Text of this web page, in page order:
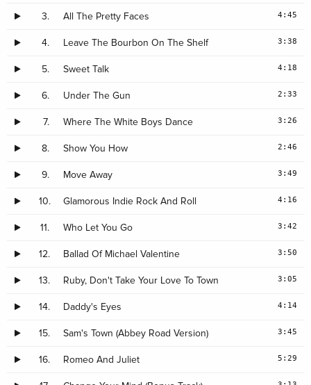
3. All The Pretty Faces 4:45
4. Leave The Bourbon On The Shelf 3:38
5. Sweet Talk 4:18
6. Under The Gun 2:33
7. Where The White Boys Dance 3:26
8. Show You How 2:46
9. Move Away 3:49
10. Glamorous Indie Rock And Roll 4:16
11. Who Let You Go 3:42
12. Ballad Of Michael Valentine 3:50
13. Ruby, Don't Take Your Love To Town 3:05
14. Daddy's Eyes 4:14
15. Sam's Town (Abbey Road Version) 3:45
16. Romeo And Juliet 5:29